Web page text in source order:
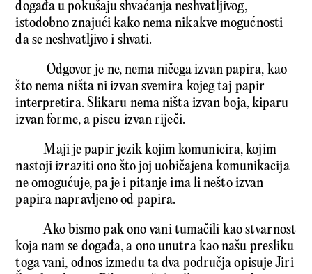
događa u pokušaju shvaćanja neshvatljivog,
istodobno znajući kako nema nikakve mogućnosti
da se neshvatljivo i shvati.
Odgovor je ne, nema ničega izvan papira, kao
što nema ništa ni izvan svemira kojeg taj papir
interpretira. Slikaru nema ništa izvan boja, kiparu
izvan forme, a piscu izvan riječi.
Maji je papir jezik kojim komunicira, kojim
nastoji izraziti ono što joj uobičajena komunikacija
ne omogućuje, pa je i pitanje ima li nešto izvan
papira napravljeno od papira.
Ako bismo pak ono vani tumačili kao stvarnost
koja nam se događa, a ono unutra kao našu presliku
toga vani, odnos između ta dva područja opisuje Jiri